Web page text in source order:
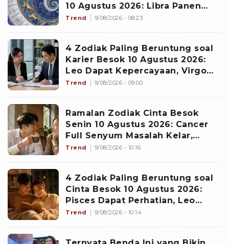
10 Agustus 2026: Libra Panen
Proyek Emas
Trend 9/08/2026 - 08:23
4 Zodiak Paling Beruntung soal
Karier Besok 10 Agustus 2026:
Leo Dapat Kepercayaan, Virgo
Makin Diperhitungkan
Trend 9/08/2026 - 09:00
Ramalan Zodiak Cinta Besok
Senin 10 Agustus 2026: Cancer
Full Senyum Masalah Kelar,
Scorpio Awas Terprovokasi
Trend 9/08/2026 - 10:16
4 Zodiak Paling Beruntung soal
Cinta Besok 10 Agustus 2026:
Pisces Dapat Perhatian, Leo
Makin Dekat dengan Si Dia
Trend 9/08/2026 - 10:14